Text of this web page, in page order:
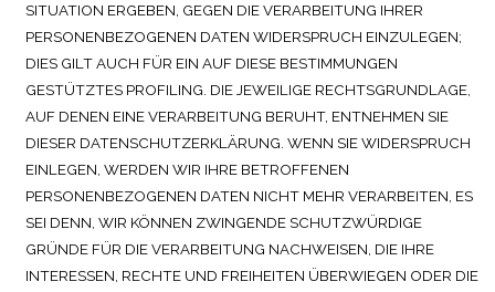
SITUATION ERGEBEN, GEGEN DIE VERARBEITUNG IHRER
PERSONENBEZOGENEN DATEN WIDERSPRUCH EINZULEGEN;
DIES GILT AUCH FÜR EIN AUF DIESE BESTIMMUNGEN
GESTÜTZTES PROFILING. DIE JEWEILIGE RECHTSGRUNDLAGE,
AUF DENEN EINE VERARBEITUNG BERUHT, ENTNEHMEN SIE
DIESER DATENSCHUTZERKLÄRUNG. WENN SIE WIDERSPRUCH
EINLEGEN, WERDEN WIR IHRE BETROFFENEN
PERSONENBEZOGENEN DATEN NICHT MEHR VERARBEITEN, ES
SEI DENN, WIR KÖNNEN ZWINGENDE SCHUTZWÜRDIGE
GRÜNDE FÜR DIE VERARBEITUNG NACHWEISEN, DIE IHRE
INTERESSEN, RECHTE UND FREIHEITEN ÜBERWIEGEN ODER DIE